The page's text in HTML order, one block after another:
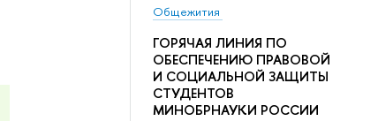
Общежития
ГОРЯЧАЯ ЛИНИЯ ПО
ОБЕСПЕЧЕНИЮ ПРАВОВОЙ
И СОЦИАЛЬНОЙ ЗАЩИТЫ
СТУДЕНТОВ
МИНОБРНАУКИ РОССИИ